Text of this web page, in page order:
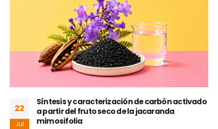
22
Jul
Síntesis y caracterización de carbón activado
a partir del fruto seco de la jacaranda
mimosifolia